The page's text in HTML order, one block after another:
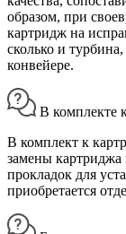
образом, при
картридж на
сколько и
конвейере.
В комплекте
В комплект к
замены
прокладок для
приобретается